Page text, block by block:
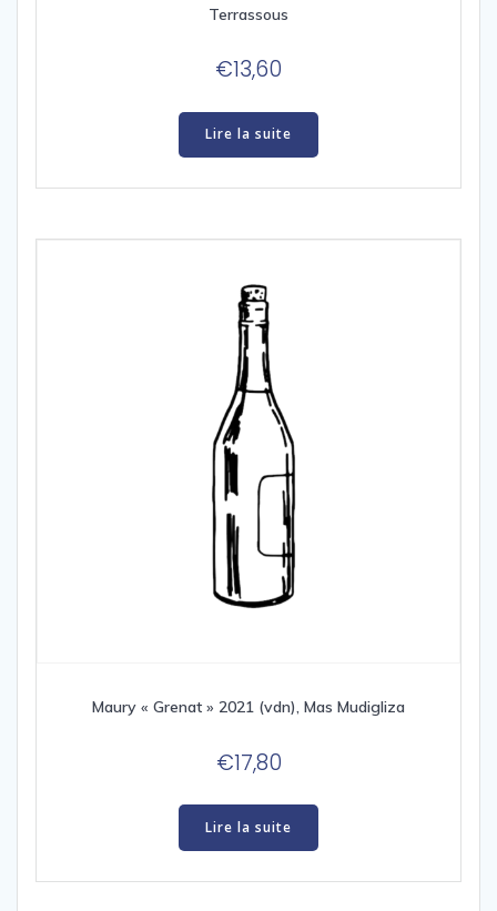
Terrassous
€13,60
Lire la suite
Maury « Grenat » 2021 (vdn), Mas Mudigliza
€17,80
Lire la suite